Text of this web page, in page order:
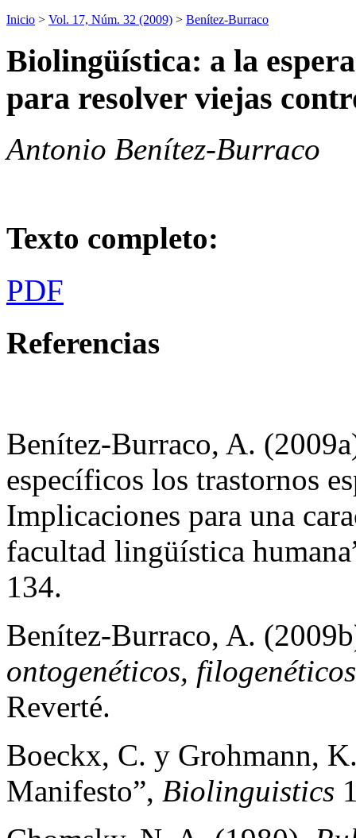
Inicio > Vol. 17, Núm. 32 (2009) > Benítez-Burraco
Biolingüística: a la
para resolver viejas
Antonio Benítez-Burraco
Texto completo:
PDF
Referencias
Benítez-Burraco, A.
específicos los trastornos
Implicaciones para una
facultad lingüística
134.
Benítez-Burraco, A.
ontogenéticos,
Reverté.
Boeckx, C. y Grohmann,
Manifesto”, Biolinguistics